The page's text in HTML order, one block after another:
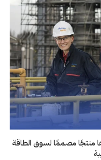
منتجًا مصممًا لسوق الطاقة